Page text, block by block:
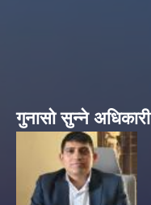
गुनासो सुन्ने अधिकारी